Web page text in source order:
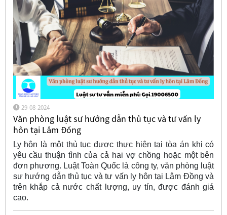
29-08-2024
Văn phòng luật sư hướng dẫn thủ tục và tư vấn ly
hôn tại Lâm Đồng
Ly hôn là một thủ tục được thực hiện tại tòa án khi có
yêu cầu thuận tình của cả hai vợ chồng hoặc một bên
đơn phương. Luật Toàn Quốc là công ty, văn phòng luật
sư hướng dẫn thủ tục và tư vấn ly hôn tại Lâm Đồng và
trên khắp cả nước chất lượng, uy tín, được đánh giá
cao.